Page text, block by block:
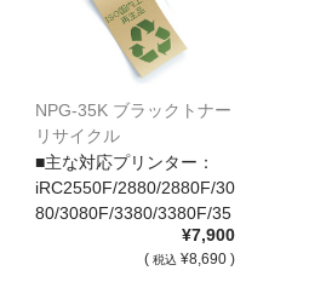
NPG-35K ブラックトナー
リサイクル
■主な対応プリンター：
iRC2550F/2880/2880F/30
80/3080F/3380/3380F/35
¥7,900
( 税込 ¥8,690 )